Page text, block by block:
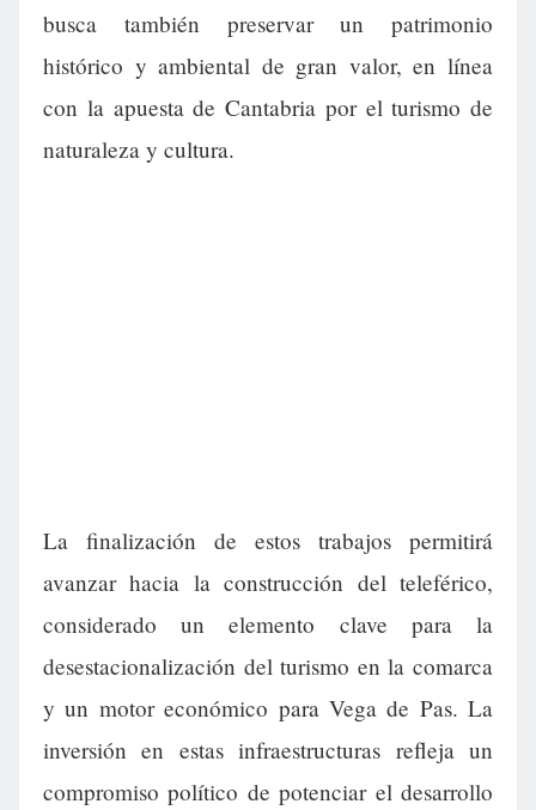
busca también preservar un patrimonio
histórico y ambiental de gran valor, en línea
con la apuesta de Cantabria por el turismo de
naturaleza y cultura.
La finalización de estos trabajos permitirá
avanzar hacia la construcción del teleférico,
considerado un elemento clave para la
desestacionalización del turismo en la comarca
y un motor económico para Vega de Pas. La
inversión en estas infraestructuras refleja un
compromiso político de potenciar el desarrollo